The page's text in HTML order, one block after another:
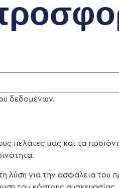
δεδομένων.
πελάτες μας και τα
για την ασφάλεια του